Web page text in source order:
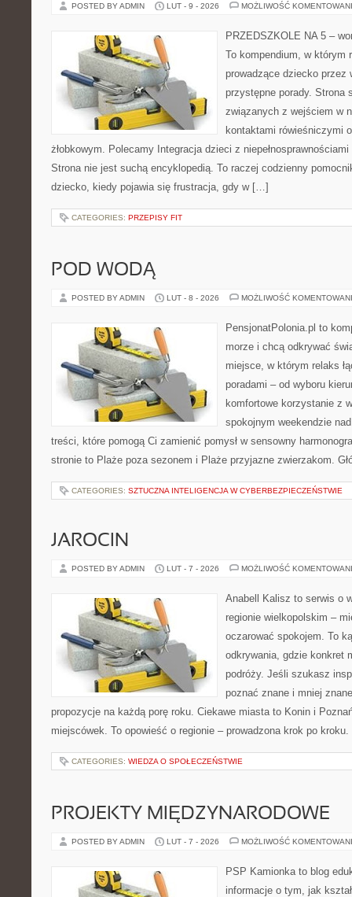
POSTED BY ADMIN LUT - 9 - 2026 MOŻLIWOŚĆ
PRZEDSZKOLE NA 5 –
To kompendium, w którym
prowadzące dziecko przez
przystępne porady. Strona
związanych z wejściem w
kontaktami rówieśniczymi
żłobkowym. Polecamy Integracja dzieci z
Strona nie jest suchą encyklopedią. To raczej codzienny
dziecko, kiedy pojawia się frustracja, gdy w […]
CATEGORIES: PRZEPISY FIT
POD WODĄ
POSTED BY ADMIN LUT - 8 - 2026 MOŻLIWOŚĆ
PensjonatPolonia.pl to
morze i chcą odkrywać
miejsce, w którym relaks
poradami – od wyboru
komfortowe korzystanie z
spokojnym weekendzie
treści, które pomogą Ci zamienić pomysł w sensowny
stronie to Plaże poza sezonem i Plaże przyjazne zwierzakom.
CATEGORIES: SZTUCZNA INTELIGENCJA W CYBERBEZPIECZEŃSTWIE
JAROCIN
POSTED BY ADMIN LUT - 7 - 2026 MOŻLIWOŚĆ
Anabell Kalisz to serwis o
regionie wielkopolskim –
oczarować spokojem. To
odkrywania, gdzie konkret
podróży. Jeśli szukasz
poznać znane i mniej
propozycje na każdą porę roku. Ciekawe miasta to Konin i
miejscówek. To opowieść o regionie – prowadzona krok po
CATEGORIES: WIEDZA O SPOŁECZEŃSTWIE
PROJEKTY MIĘDZYNARODOWE
POSTED BY ADMIN LUT - 7 - 2026 MOŻLIWOŚĆ
PSP Kamionka to blog
informacje o tym, jak